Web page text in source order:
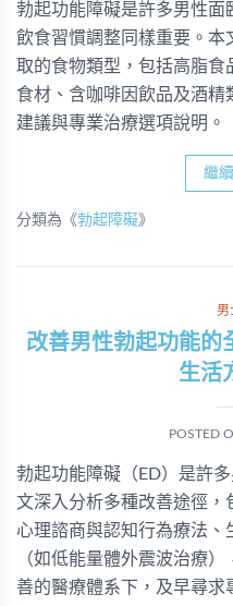
勃起功能障礙是許多男性面
飲食習慣調整同樣重要。本
取的食物類型，包括高脂食
食材、含咖啡因飲品及酒精
建議與專業治療選項說明。
繼
分類為《勃起障礙》
男
改善男性勃起功能的
生活
POSTED
勃起功能障礙（ED）是許
文深入分析多種改善途徑，
心理諮商與認知行為療法
（如低能量體外震波治療
善的醫療體系下，及早尋求